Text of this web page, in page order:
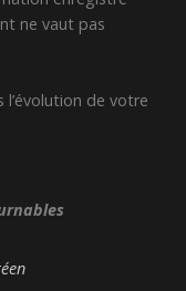
ne vaut pas
de votre